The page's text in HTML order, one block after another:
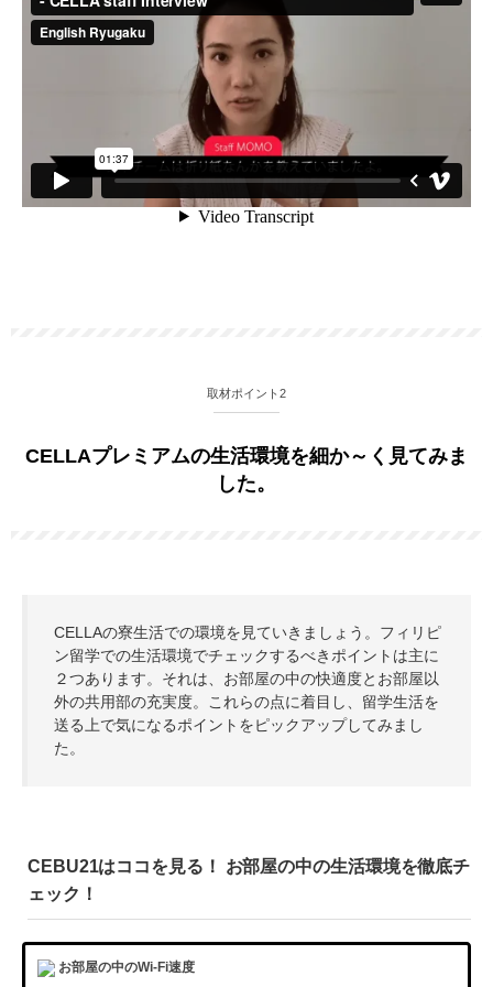
取材ポイント2
CELLAプレミアムの生活環境を細か～く見てみま
した。
CELLAの寮生活での環境を見ていきましょう。フィリピ
ン留学での生活環境でチェックするべきポイントは主に
２つあります。それは、お部屋の中の快適度とお部屋以
外の共用部の充実度。これらの点に着目し、留学生活を
送る上で気になるポイントをピックアップしてみまし
た。
CEBU21はココを見る！ お部屋の中の生活環境を徹底チ
ェック！
お部屋の中のWi-Fi速度